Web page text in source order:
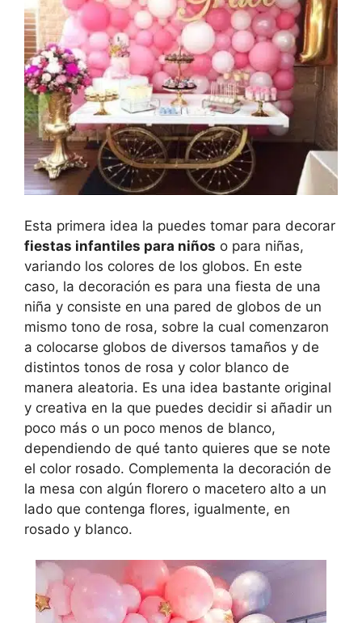
Esta primera idea la puedes tomar para decorar
fiestas infantiles para niños o para niñas,
variando los colores de los globos. En este
caso, la decoración es para una fiesta de una
niña y consiste en una pared de globos de un
mismo tono de rosa, sobre la cual comenzaron
a colocarse globos de diversos tamaños y de
distintos tonos de rosa y color blanco de
manera aleatoria. Es una idea bastante original
y creativa en la que puedes decidir si añadir un
poco más o un poco menos de blanco,
dependiendo de qué tanto quieres que se note
el color rosado. Complementa la decoración de
la mesa con algún florero o macetero alto a un
lado que contenga flores, igualmente, en
rosado y blanco.